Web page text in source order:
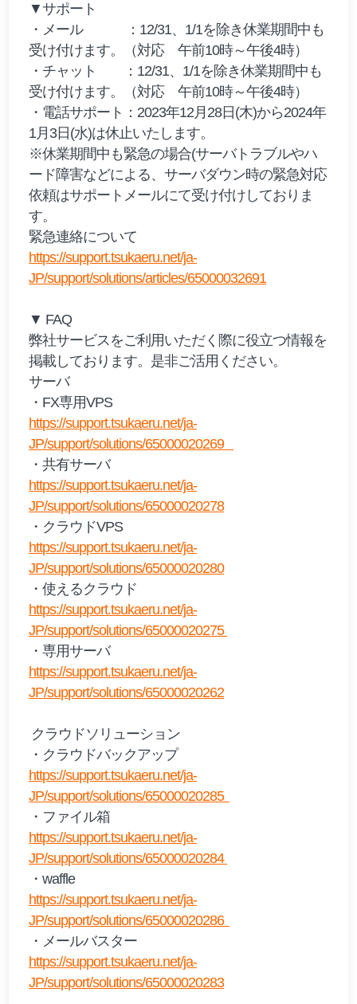
▼サポート
・メール ：12/31、1/1を除き休業期間中も
受け付けます。（対応 午前10時～午後4時）
・チャット ：12/31、1/1を除き休業期間中も
受け付けます。（対応 午前10時～午後4時）
・電話サポート：2023年12月28日(木)から2024年
1月3日(水)は休止いたします。
※休業期間中も緊急の場合(サーバトラブルやハ
ード障害などによる、サーバダウン時の緊急対応
依頼はサポートメールにて受け付けしておりま
す。
緊急連絡について
https://support.tsukaeru.net/ja-
JP/support/solutions/articles/65000032691
▼ FAQ
弊社サービスをご利用いただく際に役立つ情報を
掲載しております。是非ご活用ください。
サーバ
・FX専用VPS
https://support.tsukaeru.net/ja-
JP/support/solutions/65000020269
・共有サーバ
https://support.tsukaeru.net/ja-
JP/support/solutions/65000020278
・クラウドVPS
https://support.tsukaeru.net/ja-
JP/support/solutions/65000020280
・使えるクラウド
https://support.tsukaeru.net/ja-
JP/support/solutions/65000020275
・専用サーバ
https://support.tsukaeru.net/ja-
JP/support/solutions/65000020262
クラウドソリューション
・クラウドバックアップ
https://support.tsukaeru.net/ja-
JP/support/solutions/65000020285
・ファイル箱
https://support.tsukaeru.net/ja-
JP/support/solutions/65000020284
・waffle
https://support.tsukaeru.net/ja-
JP/support/solutions/65000020286
・メールバスター
https://support.tsukaeru.net/ja-
JP/support/solutions/65000020283